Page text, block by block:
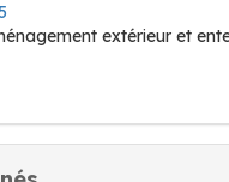
extérieur et